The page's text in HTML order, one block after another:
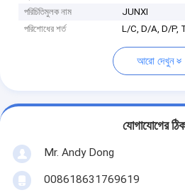
পরিচিতিমুলক নাম
JUNXI
পরিশোধের শর্ত
L/C, D/A, D/P,
আরো দেখুন
যোগাযোগের
Mr. Andy Dong
008618631769619